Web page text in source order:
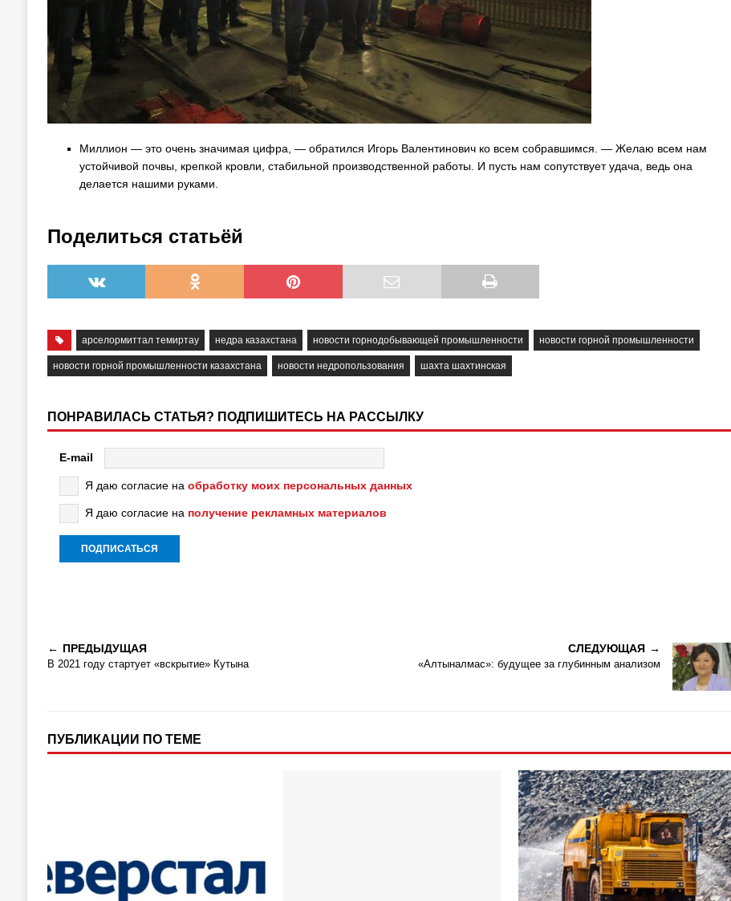
Миллион — это очень значимая цифра, — обратился Игорь Валентинович ко всем собравшимся. — Желаю всем нам
устойчивой почвы, крепкой кровли, стабильной производственной работы. И пусть нам сопутствует удача, ведь она
делается нашими руками.
Поделиться статьёй
арселормиттал темиртау недра казахстана новости горнодобывающей промышленности новости горной промышленности
новости горной промышленности казахстана новости недропользования шахта шахтинская
ПОНРАВИЛАСЬ СТАТЬЯ? ПОДПИШИТЕСЬ НА РАССЫЛКУ
E-mail
Я даю согласие на обработку моих персональных данных
Я даю согласие на получение рекламных материалов
ПРЕДЫДУЩАЯ
В 2021 году стартует «вскрытие» Кутына
СЛЕДУЮЩАЯ
«Алтыналмас»: будущее за глубинным анализом
ПУБЛИКАЦИИ ПО ТЕМЕ